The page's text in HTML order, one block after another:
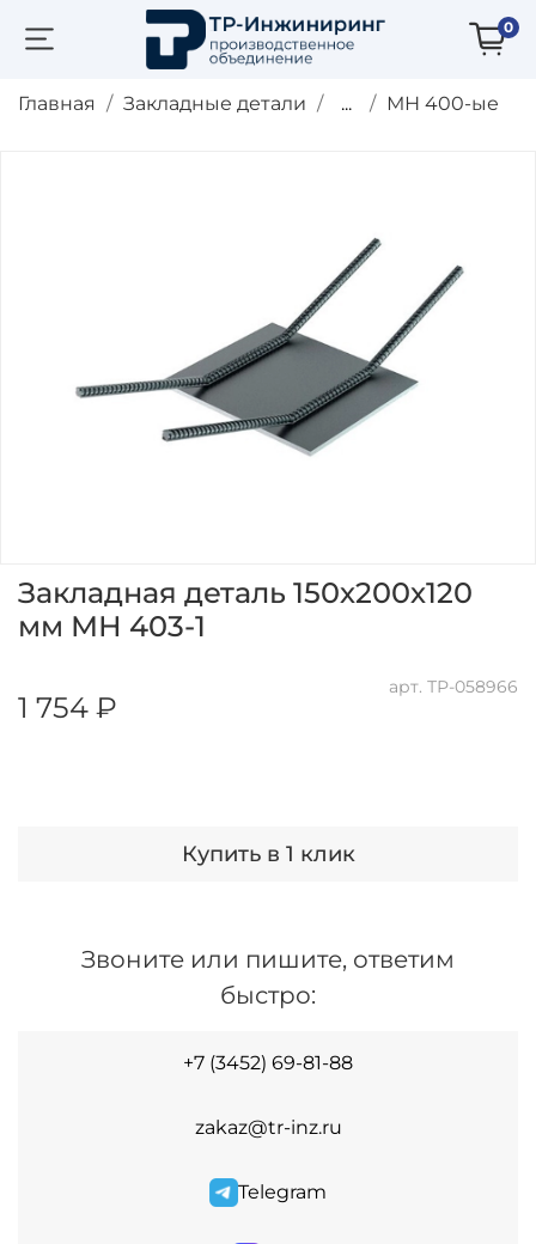
0
Главная Закладные детали ... МН 400-ые
арт. ТР-058966
Закладная деталь 150х200х120
мм МН 403-1
1 754 ₽
Купить в 1 клик
Звоните или пишите, ответим
быстро:
+7 (3452) 69-81-88
zakaz@tr-inz.ru
Telegram